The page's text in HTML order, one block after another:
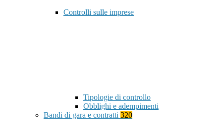
Controlli sulle imprese
Tipologie di controllo
Obblighi e adempimenti
Bandi di gara e contratti 320